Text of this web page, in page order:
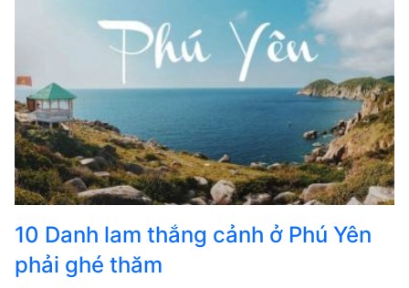
chắn những hòn đảo đẹp ở Phú Yên này sẽ không
khiến bạn cảm thấy thất vọng.
10 Danh lam thắng cảnh ở Phú Yên
phải ghé thăm